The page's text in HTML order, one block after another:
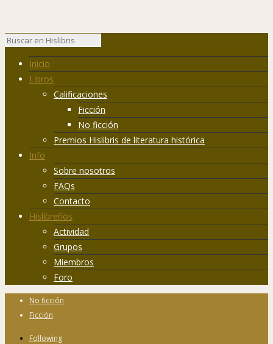
Inicio
Libros
Calificaciones
Ficción
No ficción
Premios Hislibris de literatura histórica
Info
Sobre nosotros
FAQs
Contacto
Hislibreños
Actividad
Grupos
Miembros
Foro
No ficción
Ficción
Following